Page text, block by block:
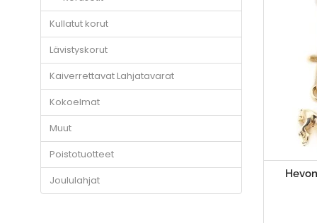
Kullatut korut
Lävistyskorut
Kaiverrettavat Lahjatavarat
Kokoelmat
Muut
Poistotuotteet
Joululahjat